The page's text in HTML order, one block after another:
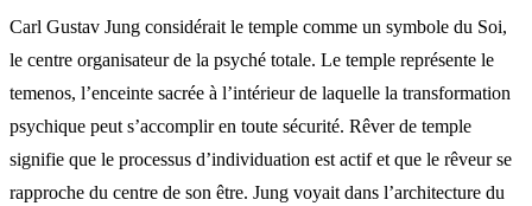
Carl Gustav Jung considérait le temple comme un symbole du Soi,
le centre organisateur de la psyché totale. Le temple représente le
temenos, l’enceinte sacrée à l’intérieur de laquelle la transformation
psychique peut s’accomplir en toute sécurité. Rêver de temple
signifie que le processus d’individuation est actif et que le rêveur se
rapproche du centre de son être. Jung voyait dans l’architecture du